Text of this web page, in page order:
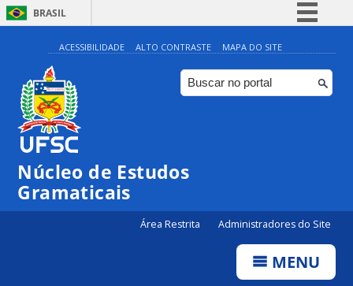
BRASIL
Simplifique!
Comunica BR
Participe
ACESSIBILIDADE ALTO CONTRASTE MAPA DO SITE
Núcleo de Estudos
Gramaticais
Área Restrita Administradores do Site
MENU